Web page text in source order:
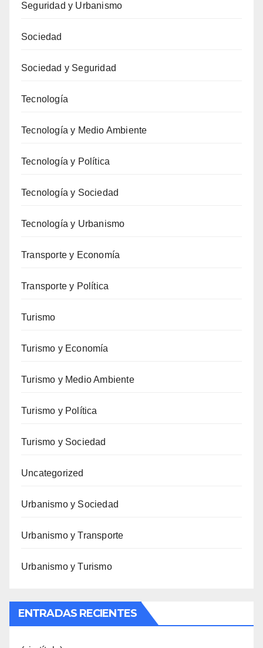
Seguridad y Urbanismo
Sociedad
Sociedad y Seguridad
Tecnología
Tecnología y Medio Ambiente
Tecnología y Política
Tecnología y Sociedad
Tecnología y Urbanismo
Transporte y Economía
Transporte y Política
Turismo
Turismo y Economía
Turismo y Medio Ambiente
Turismo y Política
Turismo y Sociedad
Uncategorized
Urbanismo y Sociedad
Urbanismo y Transporte
Urbanismo y Turismo
ENTRADAS RECIENTES